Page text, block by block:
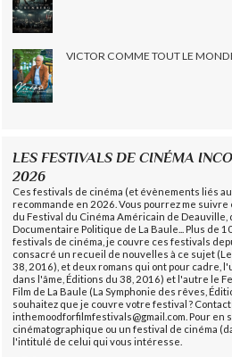
VICTOR COMME TOUT LE
LES FESTIVALS DE CINÉMA
2026
Ces festivals de cinéma (et évènements liés
recommande en 2026. Vous pourrez me
du Festival du Cinéma Américain de Deauville,
Documentaire Politique de La Baule... Plus de
festivals de cinéma, je couvre ces festivals
consacré un recueil de nouvelles à ce sujet
38, 2016), et deux romans qui ont pour cadre,
dans l'âme, Éditions du 38, 2016) et l'autre le
Film de La Baule (La Symphonie des rêves,
souhaitez que je couvre votre festival ?
inthemoodforfilmfestivals@gmail.com. Pour en
cinématographique ou un festival de cinéma
l'intitulé de celui qui vous intéresse.